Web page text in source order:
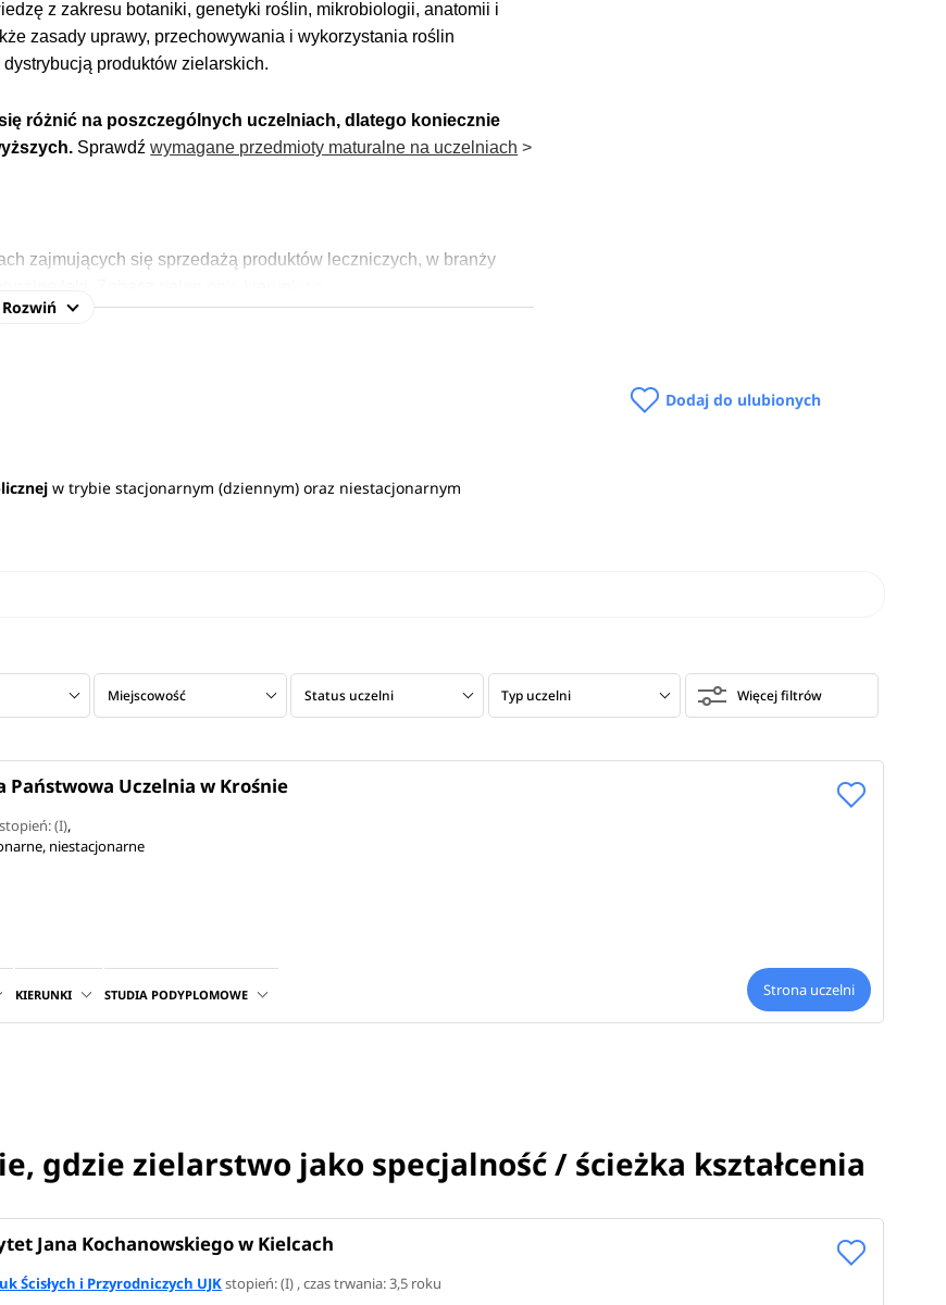
z zakresu botaniki, genetyki roślin, mikrobiologii, anatomii i
zasady uprawy, przechowywania i wykorzystania roślin
produktów zielarskich.
różnić na poszczególnych uczelniach, dlatego koniecznie
Sprawdźwymagane przedmioty maturalne na uczelniach >
zajmujących się sprzedażą produktów leczniczych, w branży
Rozwiń
Dodaj do ulubionych
w trybie stacjonarnym (dziennym) oraz niestacjonarnym
Miejscowość Status uczelni Typ uczelni Więcej filtrów
Państwowa Uczelnia w Krośnie
stopień: (I),
niestacjonarne
KIERUNKI STUDIA PODYPLOMOWE Strona uczelni
gdzie zielarstwo jako specjalność / ścieżka kształcenia
Jana Kochanowskiego w Kielcach
Ścisłych i Przyrodniczych UJKstopień: (I) , czas trwania: 3,5 roku